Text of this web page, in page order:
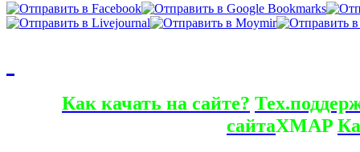
Как качать на сайте?
сайтаXMAP